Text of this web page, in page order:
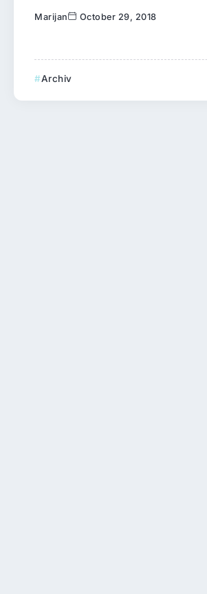
Marijan October 29, 2018
Archiv